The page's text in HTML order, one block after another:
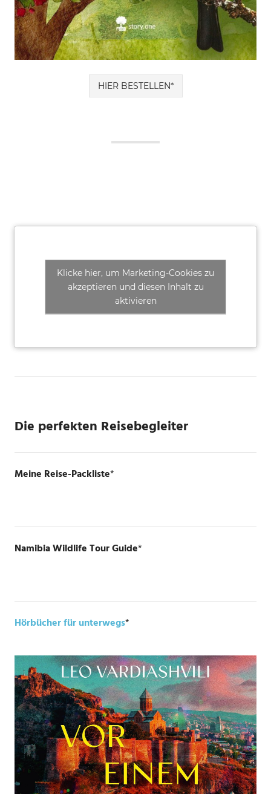
HIER BESTELLEN*
Klicke hier, um Marketing-Cookies zu
akzeptieren und diesen Inhalt zu
aktivieren
Die perfekten Reisebegleiter
Meine Reise-Packliste*
Namibia Wildlife Tour Guide*
Hörbücher für unterwegs*